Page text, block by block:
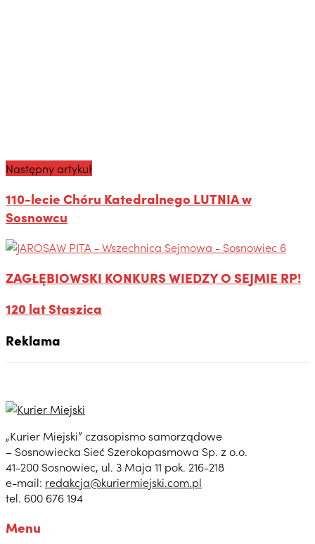
Następny artykuł
110-lecie Chóru Katedralnego LUTNIA w
Sosnowcu
ZAGŁĘBIOWSKI KONKURS WIEDZY O SEJMIE RP!
120 lat Staszica
Reklama
„Kurier Miejski” czasopismo samorządowe
– Sosnowiecka Sieć Szerokopasmowa Sp. z o.o.
41-200 Sosnowiec, ul. 3 Maja 11 pok. 216-218
e-mail: redakcja@kuriermiejski.com.pl
tel. 600 676 194
Menu